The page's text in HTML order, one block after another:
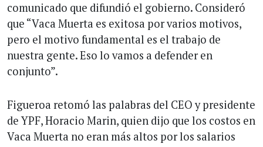
comunicado que difundió el gobierno. Consideró
que “Vaca Muerta es exitosa por varios motivos,
pero el motivo fundamental es el trabajo de
nuestra gente. Eso lo vamos a defender en
conjunto”.
Figueroa retomó las palabras del CEO y presidente
de YPF, Horacio Marin, quien dijo que los costos en
Vaca Muerta no eran más altos por los salarios